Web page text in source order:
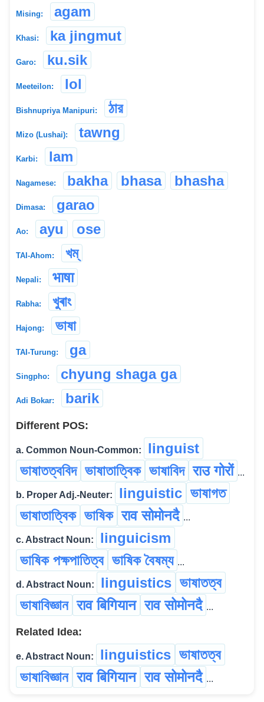
Mising: agam
Khasi: ka jingmut
Garo: ku.sik
Meeteilon: lol
Bishnupriya Manipuri: ঠার
Mizo (Lushai): tawng
Karbi: lam
Nagamese: bakha bhasa bhasha
Dimasa: garao
Ao: ayu ose
TAI-Ahom: খম্
Nepali: भाषा
Rabha: খুৰাং
Hajong: ভাষা
TAI-Turung: ga
Singpho: chyung shaga ga
Adi Bokar: barik
Different POS:
a. Common Noun-Common:
linguist
ভাষাতত্ববিদ ভাষাতাত্বিক ভাষাবিদ राउ गोरों ...
b. Proper Adj.-Neuter: linguistic ভাষাগত
ভাষাতাত্বিক ভাষিক राव सोमोनदै ...
c. Abstract Noun:
linguicism
ভাষিক পক্ষপাতিত্ব ভাষিক বৈষম্য ...
d. Abstract Noun: linguistics ভাষাতত্ব
ভাষাবিজ্ঞান राव बिगियान राव सोमोनदै ...
Related Idea:
e. Abstract Noun: linguistics ভাষাতত্ব
ভাষাবিজ্ঞান राव बिगियान राव सोमोनदै ...